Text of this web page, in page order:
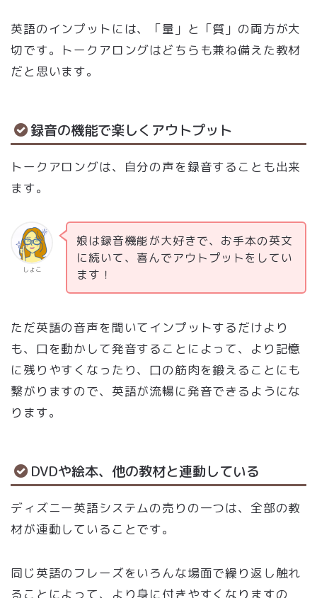
英語のインプットには、「量」と「質」の両方が大
切です。トークアロングはどちらも兼ね備えた教材
だと思います。
録音の機能で楽しくアウトプット
トークアロングは、自分の声を録音することも出来
ます。
しょこ
娘は録音機能が大好きで、お手本の英文
に続いて、喜んでアウトプットをしてい
ます！
ただ英語の音声を聞いてインプットするだけより
も、口を動かして発音することによって、より記憶
に残りやすくなったり、口の筋肉を鍛えることにも
繋がりますので、英語が流暢に発音できるようにな
ります。
DVDや絵本、他の教材と連動している
ディズニー英語システムの売りの一つは、全部の教
材が連動していることです。
同じ英語のフレーズをいろんな場面で繰り返し触れ
ることによって、より身に付きやすくなりますの